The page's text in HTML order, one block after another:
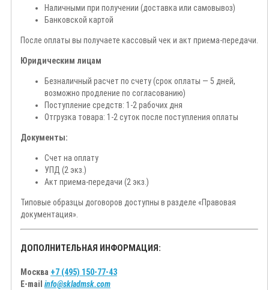
Наличными при получении (доставка или самовывоз)
Банковской картой
После оплаты вы получаете кассовый чек и акт приема-передачи.
Юридическим лицам
Безналичный расчет по счету (срок оплаты — 5 дней,
возможно продление по согласованию)
Поступление средств: 1-2 рабочих дня
Отгрузка товара: 1-2 суток после поступления оплаты
Документы:
Счет на оплату
УПД (2 экз.)
Акт приема-передачи (2 экз.)
Типовые образцы договоров доступны в разделе «Правовая
документация».
ДОПОЛНИТЕЛЬНАЯ ИНФОРМАЦИЯ:
Москва +7 (495) 150-77-43
E-mail info@skladmsk.com